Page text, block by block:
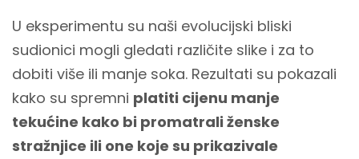
U eksperimentu su naši evolucijski bliski
sudionici mogli gledati različite slike i za to
dobiti više ili manje soka. Rezultati su pokazali
kako su spremni platiti cijenu manje
tekućine kako bi promatrali ženske
stražnjice ili one koje su prikazivale